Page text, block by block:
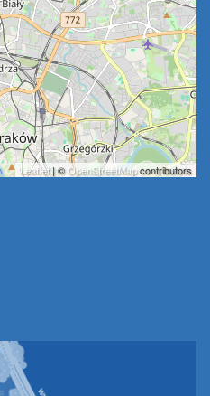
Leaflet| © OpenStreetMapcontributors